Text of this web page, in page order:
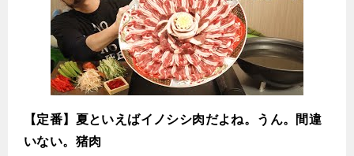
【定番】夏といえばイノシシ肉だよね。うん。間違
いない。猪肉